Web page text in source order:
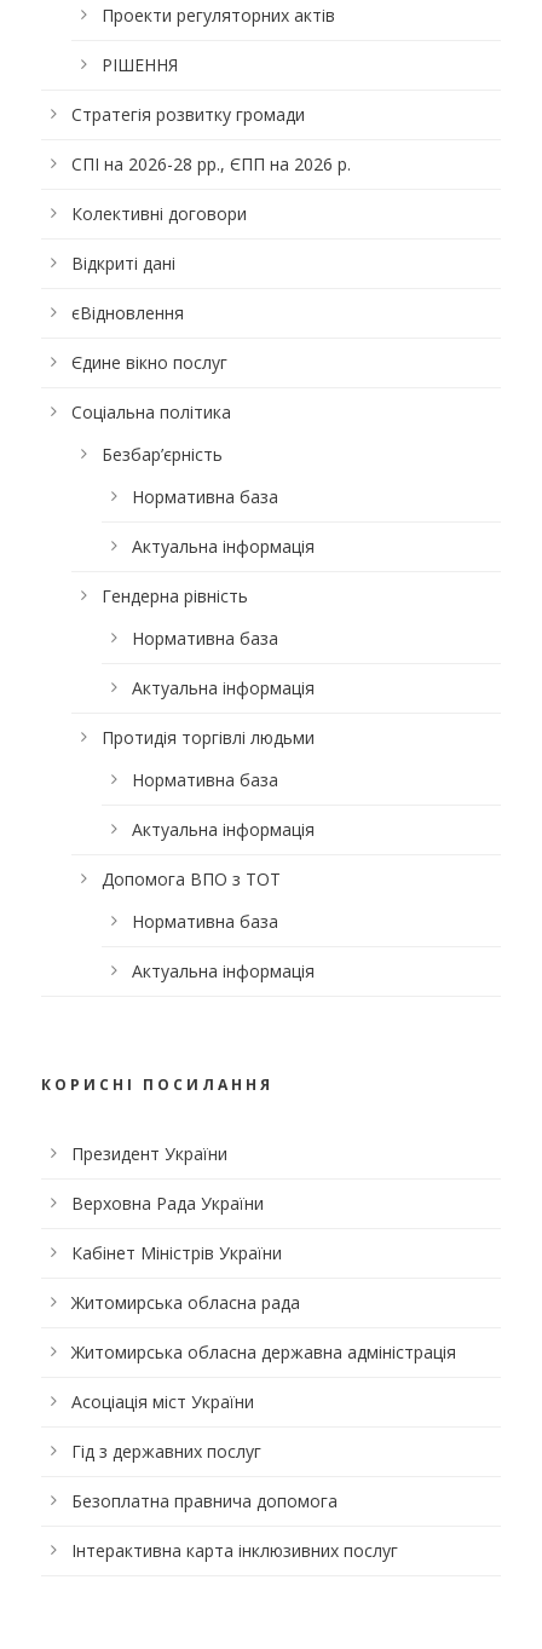
Проекти регуляторних актів
РІШЕННЯ
Стратегія розвитку громади
СПІ на 2026-28 рр., ЄПП на 2026 р.
Колективні договори
Відкриті дані
єВідновлення
Єдине вікно послуг
Соціальна політика
Безбар’єрність
Нормативна база
Актуальна інформація
Гендерна рівність
Нормативна база
Актуальна інформація
Протидія торгівлі людьми
Нормативна база
Актуальна інформація
Допомога ВПО з ТОТ
Нормативна база
Актуальна інформація
КОРИСНІ ПОСИЛАННЯ
Президент України
Верховна Рада України
Кабінет Міністрів України
Житомирська обласна рада
Житомирська обласна державна адміністрація
Асоціація міст України
Гід з державних послуг
Безоплатна правнича допомога
Інтерактивна карта інклюзивних послуг